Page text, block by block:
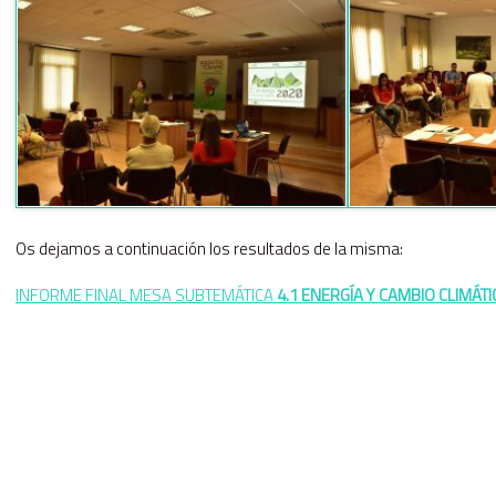
Os dejamos a continuación los resultados de la misma:
INFORME FINAL MESA SUBTEMÁTICA4.1 ENERGÍA Y CAMBIO